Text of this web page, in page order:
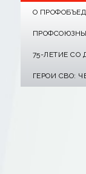
О
75-ЛЕТИЕ СО
ГЕРОИ СВО: